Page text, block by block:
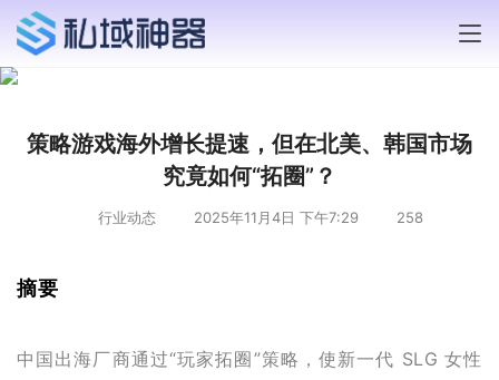
策略游戏海外增长提速，但在北美、韩国市场
究竟如何“拓圈”？
行业动态 2025年11月4日 下午7:29 258
摘要
中国出海厂商通过“玩家拓圈”策略，使新一代 SLG 女性